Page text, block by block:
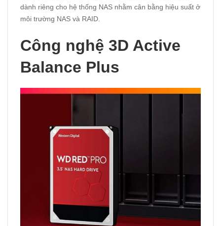
dành riêng cho hệ thống NAS nhằm cân bằng hiệu suất ở
môi trường NAS và RAID.
Công nghệ 3D Active
Balance Plus